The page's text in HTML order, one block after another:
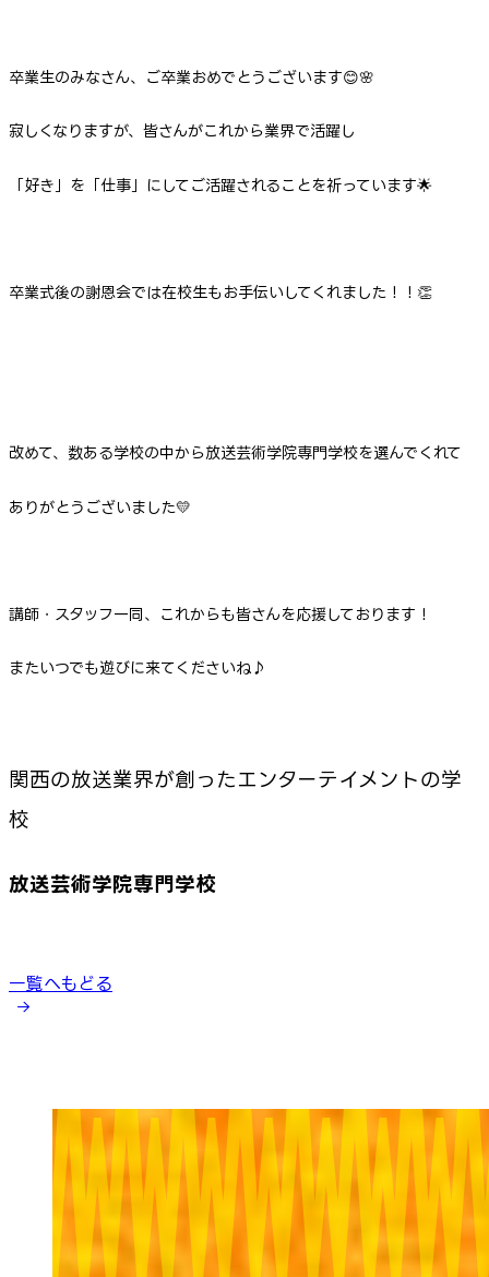
卒業生のみなさん、ご卒業おめでとうございます😊🌸
寂しくなりますが、皆さんがこれから業界で活躍し
「好き」を「仕事」にしてご活躍されることを祈っています🌟
卒業式後の謝恩会では在校生もお手伝いしてくれました！！👏
改めて、数ある学校の中から放送芸術学院専門学校を選んでくれて
ありがとうございました💛
講師・スタッフ一同、これからも皆さんを応援しております！
またいつでも遊びに来てくださいね♪
関西の放送業界が創ったエンターテイメントの学
校
放送芸術学院専門学校
一覧へもどる